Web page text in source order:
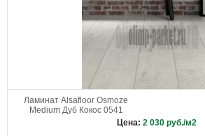
Ламинат Alsafloor Osmoze
Medium Дуб Кокос 0541
Цена: 2 030 руб./м2